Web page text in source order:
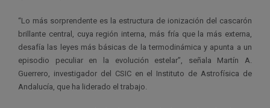
“Lo más sorprendente es la estructura de ionización del cascarón
brillante central, cuya región interna, más fría que la más externa,
desafía las leyes más básicas de la termodinámica y apunta a un
episodio peculiar en la evolución estelar”, señala Martín A.
Guerrero, investigador del CSIC en el Instituto de Astrofísica de
Andalucía, que ha liderado el trabajo.